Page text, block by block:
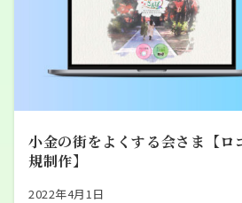
小金の街をよくする会さま【ロ
規制作】
2022年4月1日